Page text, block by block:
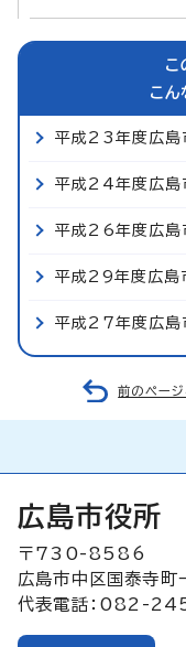
こ
こん
平成23年度広島
平成24年度広島
平成26年度広島
平成29年度広島
平成27年度広島
前のペー
広島市役所
〒730-8586
広島市中区国泰寺
代表電話：082-